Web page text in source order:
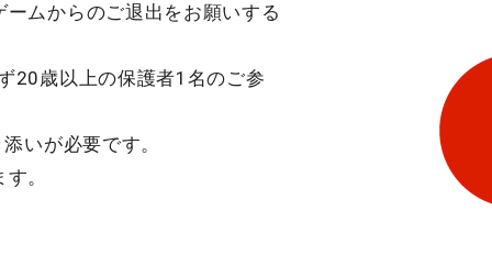
ムからのご退出をお願いする
20歳以上の保護者1名のご参
いが必要です。
。